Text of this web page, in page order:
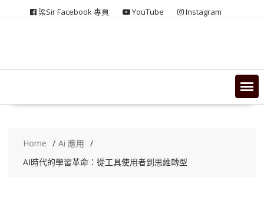
梁Sir Facebook 專頁 YouTube Instagram
Home
Ai 應用
AI時代的學習革命：從工具使用者到思維轉型